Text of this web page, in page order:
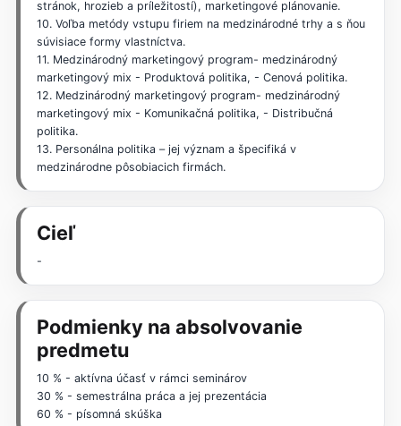
stránok, hrozieb a príležitostí), marketingové plánovanie.
10. Voľba metódy vstupu firiem na medzinárodné trhy a s ňou
súvisiace formy vlastníctva.
11. Medzinárodný marketingový program- medzinárodný
marketingový mix - Produktová politika, - Cenová politika.
12. Medzinárodný marketingový program- medzinárodný
marketingový mix - Komunikačná politika, - Distribučná
politika.
13. Personálna politika – jej význam a špecifiká v
medzinárodne pôsobiacich firmách.
Cieľ
-
Podmienky na absolvovanie
predmetu
10 % - aktívna účasť v rámci seminárov
30 % - semestrálna práca a jej prezentácia
60 % - písomná skúška